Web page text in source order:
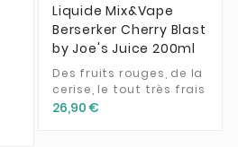
Liquide Mix&Vape
Berserker Cherry Blast
by Joe's Juice 200ml
Des fruits rouges, de la
cerise, le tout très frais
26,90 €